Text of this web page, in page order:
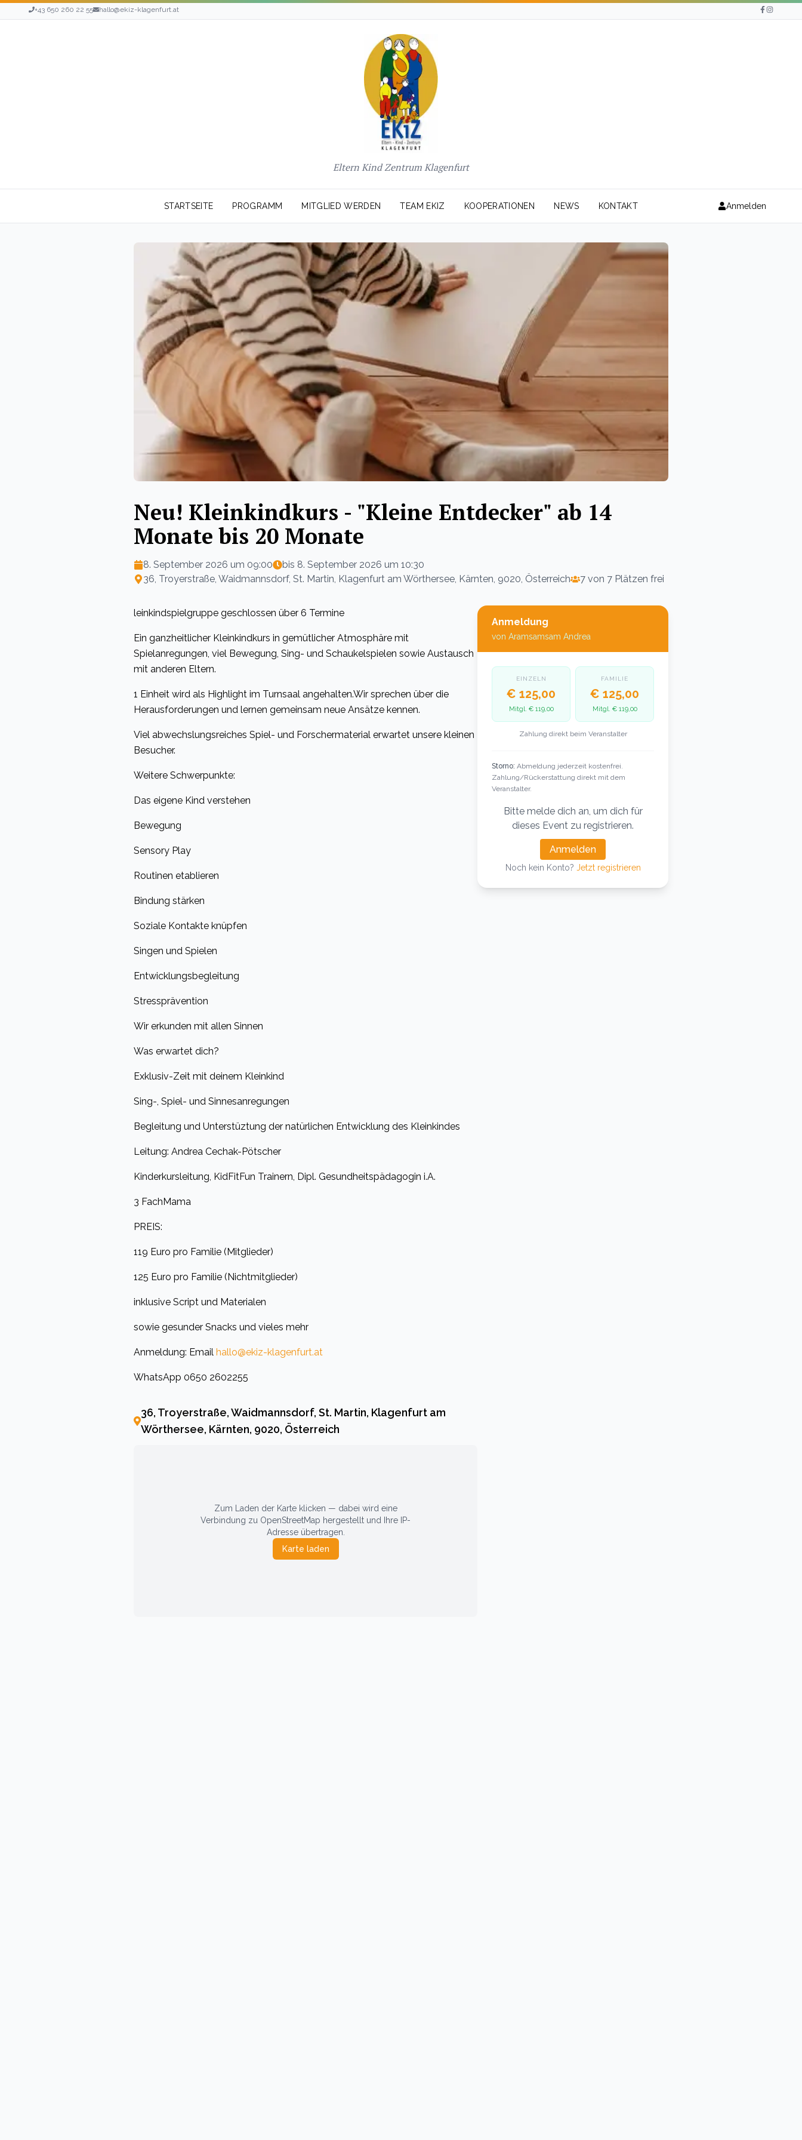
+43 650 260 22 55 hallo@ekiz-klagenfurt.at
Eltern Kind Zentrum Klagenfurt
STARTSEITE PROGRAMM MITGLIED WERDEN TEAM EKIZ KOOPERATIONEN NEWS KONTAKT Anmelden
Neu! Kleinkindkurs - "Kleine Entdecker" ab 14
Monate bis 20 Monate
8. September 2026 um 09:00 bis 8. September 2026 um 10:30
36, Troyerstraße, Waidmannsdorf, St. Martin, Klagenfurt am Wörthersee, Kärnten, 9020, Österreich
7 von 7 Plätzen frei
leinkindspielgruppe geschlossen über 6 Termine
Ein ganzheitlicher Kleinkindkurs in gemütlicher Atmosphäre mit
Spielanregungen, viel Bewegung, Sing- und Schaukelspielen sowie Austausch
mit anderen Eltern.
1 Einheit wird als Highlight im Turnsaal angehalten.Wir sprechen über die
Herausforderungen und lernen gemeinsam neue Ansätze kennen.
Viel abwechslungsreiches Spiel- und Forschermaterial erwartet unsere kleinen
Besucher.
Weitere Schwerpunkte:
Das eigene Kind verstehen
Bewegung
Sensory Play
Routinen etablieren
Bindung stärken
Soziale Kontakte knüpfen
Singen und Spielen
Entwicklungsbegleitung
Stressprävention
Wir erkunden mit allen Sinnen
Was erwartet dich?
Exklusiv-Zeit mit deinem Kleinkind
Sing-, Spiel- und Sinnesanregungen
Begleitung und Unterstüztung der natürlichen Entwicklung des Kleinkindes
Leitung: Andrea Cechak-Pötscher
Kinderkursleitung, KidFitFun Trainern, Dipl. Gesundheitspädagogin i.A.
3 FachMama
PREIS:
119 Euro pro Familie (Mitglieder)
125 Euro pro Familie (Nichtmitglieder)
inklusive Script und Materialen
sowie gesunder Snacks und vieles mehr
Anmeldung: Email hallo@ekiz-klagenfurt.at
WhatsApp 0650 2602255
36, Troyerstraße, Waidmannsdorf, St. Martin, Klagenfurt am
Wörthersee, Kärnten, 9020, Österreich
Zum Laden der Karte klicken — dabei wird eine
Verbindung zu OpenStreetMap hergestellt und Ihre IP-
Adresse übertragen.
Karte laden
Anmeldung
von Aramsamsam Andrea
EINZELN
€ 125,00
Mitgl. € 119,00
FAMILIE
€ 125,00
Mitgl. € 119,00
Zahlung direkt beim Veranstalter
Storno: Abmeldung jederzeit kostenfrei.
Zahlung/Rückerstattung direkt mit dem
Veranstalter.
Bitte melde dich an, um dich für
dieses Event zu registrieren.
Anmelden
Noch kein Konto? Jetzt registrieren